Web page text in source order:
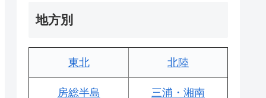
地方別
東北 北陸
房総半島 三浦・湘南